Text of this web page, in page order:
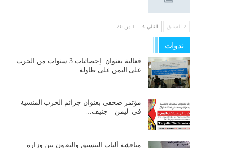
السابق التالي 1 من 26
ندوات
فعالية بعنوان: إحصائيات 3 سنوات من الحرب
على اليمن على طاولة…
مؤتمر صحفي بعنوان جرائم الحرب المنسية
في اليمن – جنيف…
مناقشة آليات التنسيق والتعاون بين وزارة